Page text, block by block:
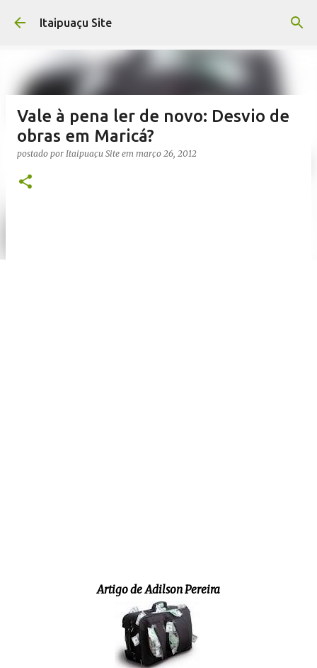
Pular para o conteúdo principal
Itaipuaçu Site
Vale à pena ler de novo: Desvio de
obras em Maricá?
postado por Itaipuaçu Site em março 26, 2012
Artigo de Adilson Pereira